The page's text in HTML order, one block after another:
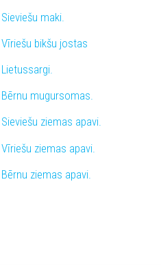
Sieviešu maki.
Vīriešu bikšu jostas
Lietussargi.
Bērnu mugursomas.
Sieviešu ziemas apavi.
Vīriešu ziemas apavi.
Bērnu ziemas apavi.